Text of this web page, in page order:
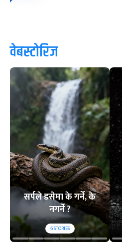
वेबस्टोरिज
सर्पले डसेमा के गर्ने, के
नगर्ने ?
6STORIES